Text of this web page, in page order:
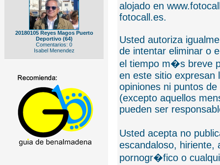
20180105 Reyes Magos Puerto
Deportivo (64)
Comentarios: 0
Isabel Menendez
alojado en
fotocall.es.
Usted autoriza
de intentar eliminar o
el tiempo m�s breve
en este sitio expresan
opiniones ni puntos
(excepto aquellos
pueden ser
Usted acepta no
escandaloso, hiriente,
pornogr�fico o